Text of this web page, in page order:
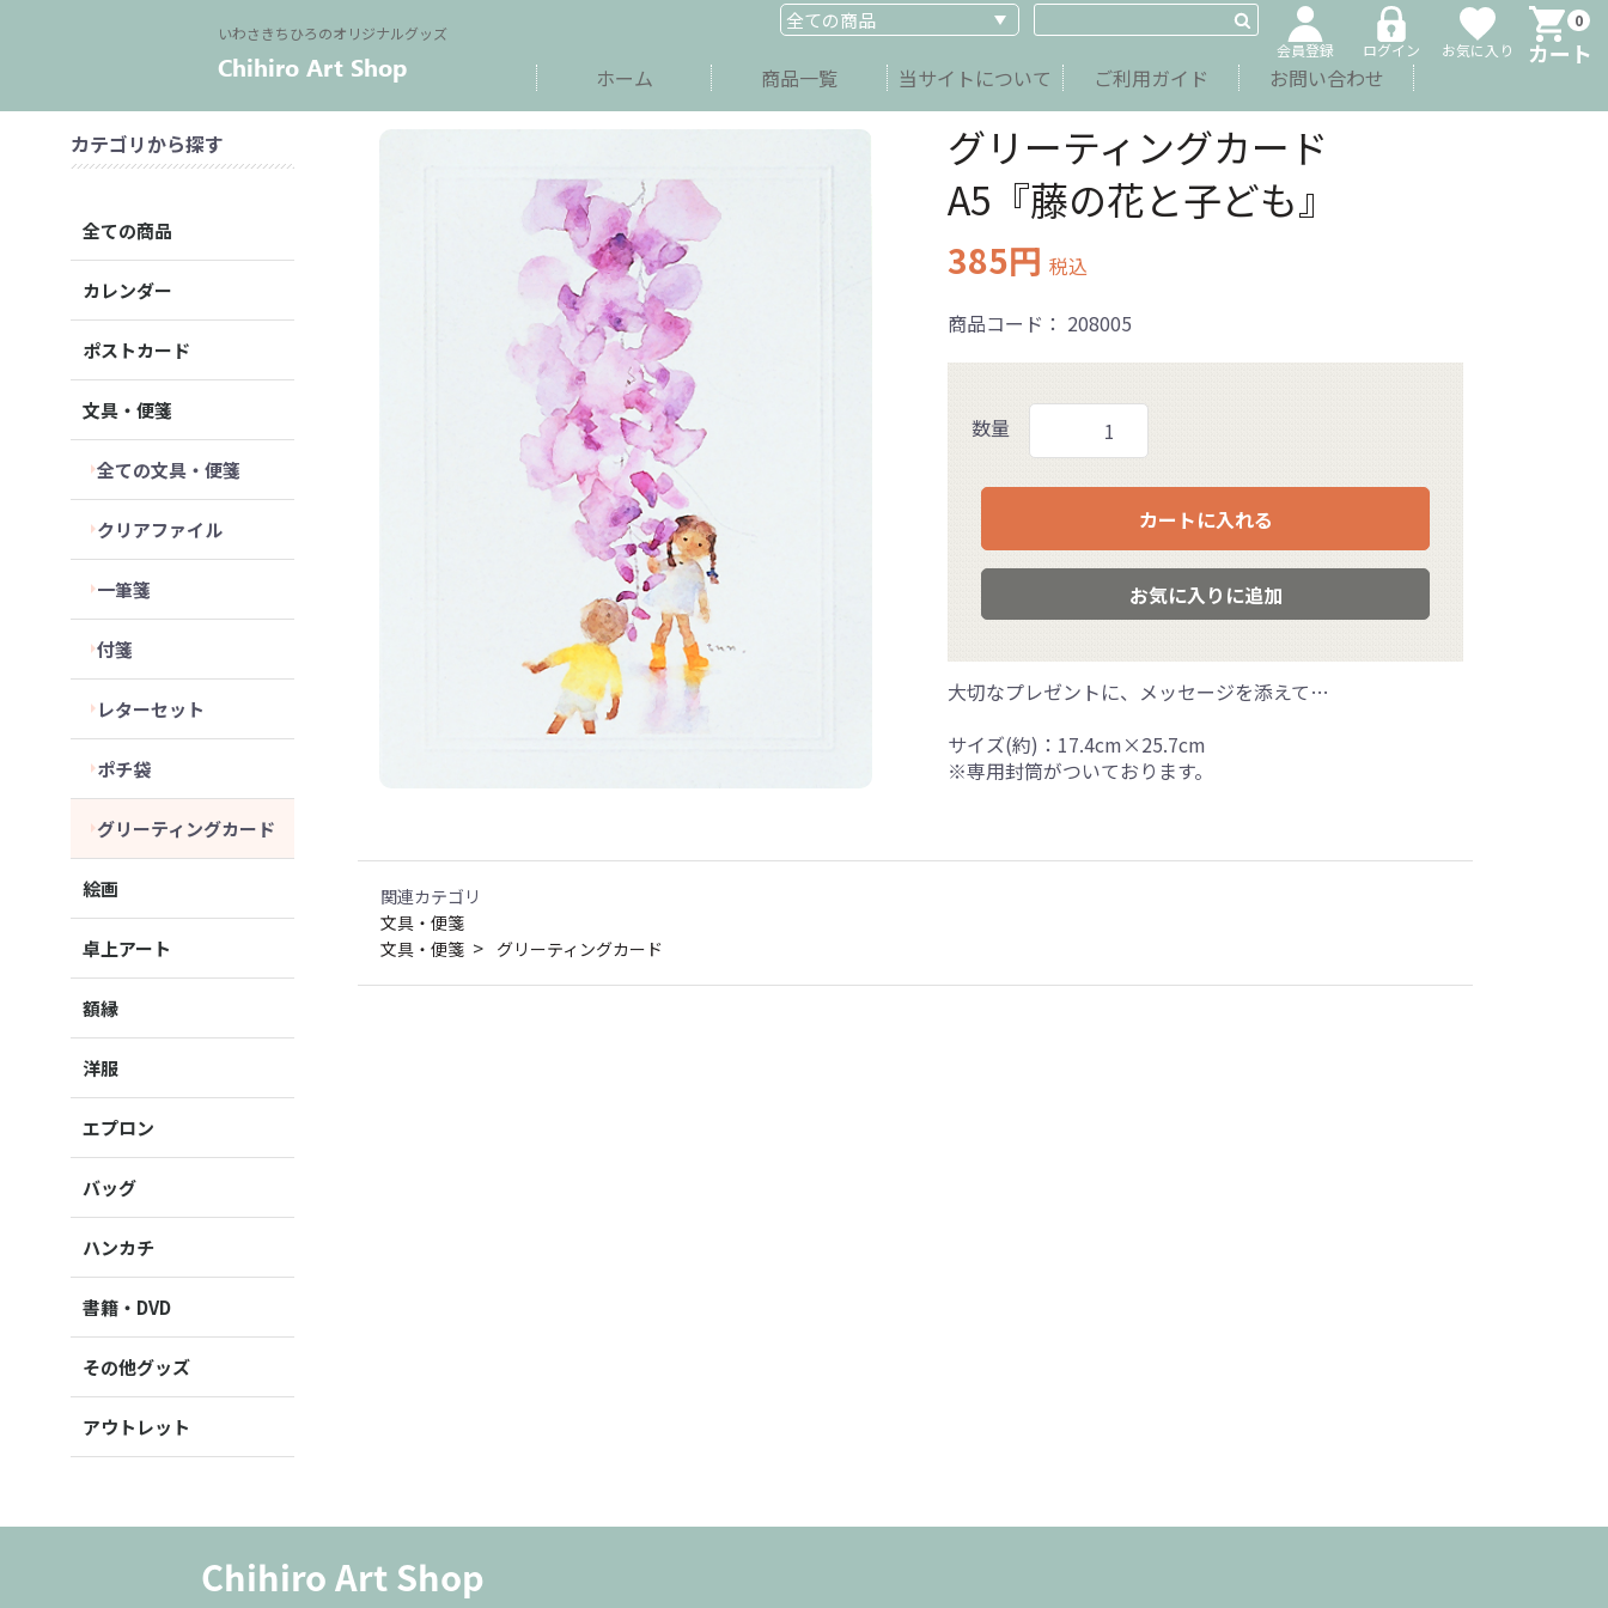
0
カート
お気に入り
ログイン
会員登録
いわさきちひろのオリジナルグッズ
ホーム 商品一覧 当サイトについて ご利用ガイド お問い合わせ
カテゴリから探す
全ての商品
カレンダー
ポストカード
文具・便箋
全ての文具・便箋
クリアファイル
一筆箋
付箋
レターセット
ポチ袋
グリーティングカード
絵画
卓上アート
額縁
洋服
エプロン
バッグ
ハンカチ
書籍・DVD
その他グッズ
アウトレット
グリーティングカード
A5『藤の花と子ども』
385円 税込
商品コード： 208005
数量
カートに入れる
お気に入りに追加
大切なプレゼントに、メッセージを添えて…
サイズ(約)：17.4cm×25.7cm
※専用封筒がついております。
関連カテゴリ
文具・便箋
文具・便箋
グリーティングカード